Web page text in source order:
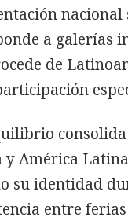
nacional
a galerías
de
y América
su identidad
entre